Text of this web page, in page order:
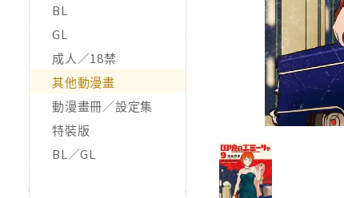
BL
GL
成人／18禁
其他動漫畫
動漫畫冊／設定集
特裝版
BL／GL